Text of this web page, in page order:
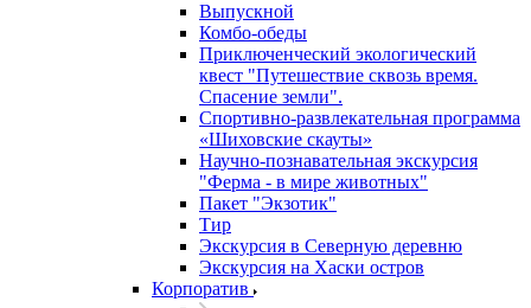
Выпускной
Комбо-обеды
Приключенческий экологический
квест "Путешествие сквозь время.
Спасение земли".
Спортивно-развлекательная программа
«Шиховские скауты»
Научно-познавательная экскурсия
"Ферма - в мире животных"
Пакет "Экзотик"
Тир
Экскурсия в Северную деревню
Экскурсия на Хаски остров
Корпоратив